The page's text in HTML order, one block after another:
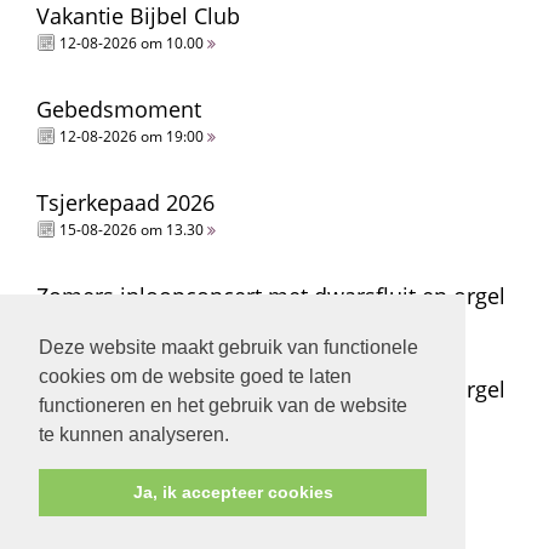
Deze website maakt gebruik van functionele
cookies om de website goed te laten
functioneren en het gebruik van de website
te kunnen analyseren.
Ja, ik accepteer cookies
Vakantie Bijbel Club
12-08-2026 om 10.00
Gebedsmoment
12-08-2026 om 19:00
Tsjerkepaad 2026
15-08-2026 om 13.30
Zomers inloopconcert met dwarsfluit en orgel
Zomers inloopconcert met dwarsfluit en orgel
15-08-2026 om 15.00